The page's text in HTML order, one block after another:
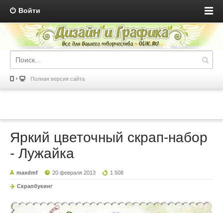
Войти
Полная версия сайта
Яркий цветочный скрап-набор
- Лужайка
maxdmf 20 февраля 2013 1 508
Скрапбукинг